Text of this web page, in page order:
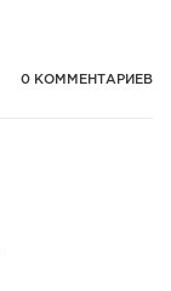
0 КОММЕНТАРИЕВ